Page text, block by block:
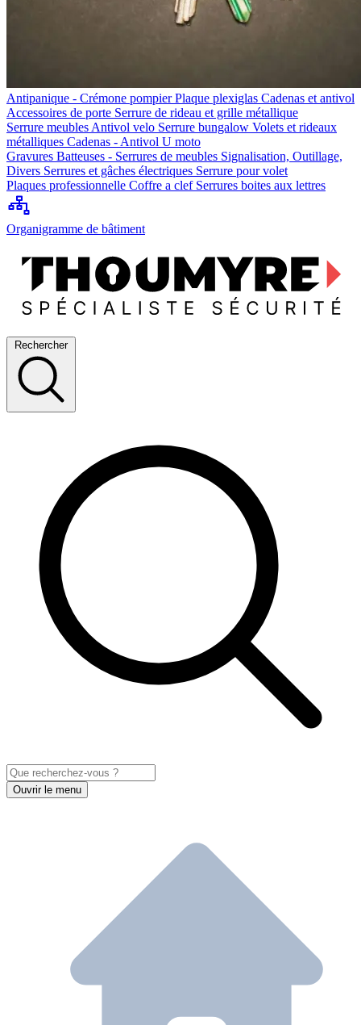
Antipanique - Crémone pompierPlaque plexiglas Cadenas et antivol
Accessoires de porte Serrure de rideau et grille métallique
Serrure meubles Antivol velo Serrure bungalow Volets et rideaux
métalliques Cadenas - Antivol U moto
Gravures Batteuses - Serrures de meubles Signalisation, Outillage,
Divers Serrures et gâches électriques Serrure pour volet
Plaques professionnelle Coffre a clef Serrures boites aux lettres
Organigramme de bâtiment
Rechercher
Ouvrir le menu